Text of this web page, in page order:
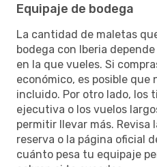
Equipaje de bodega
La cantidad de maletas
bodega con Iberia
en la que vueles. Si
económico, es posible que
incluido. Por otro lado, los
ejecutiva o los vuelos
permitir llevar más.
reserva o la página oficial
cuánto pesa tu equipaje